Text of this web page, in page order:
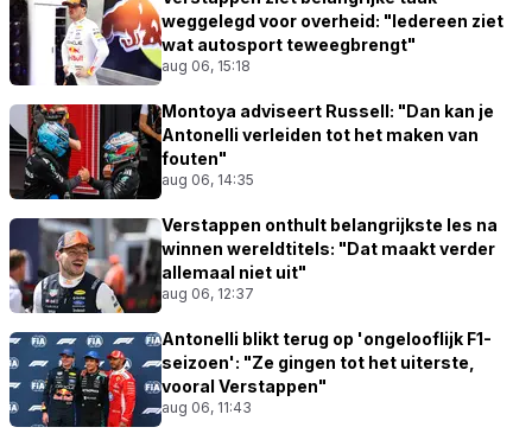
weggelegd voor overheid: "Iedereen ziet
wat autosport teweegbrengt"
aug 06, 15:18
Montoya adviseert Russell: "Dan kan je
Antonelli verleiden tot het maken van
fouten"
aug 06, 14:35
Verstappen onthult belangrijkste les na
winnen wereldtitels: "Dat maakt verder
allemaal niet uit"
aug 06, 12:37
Antonelli blikt terug op 'ongelooflijk F1-
seizoen': "Ze gingen tot het uiterste,
vooral Verstappen"
aug 06, 11:43